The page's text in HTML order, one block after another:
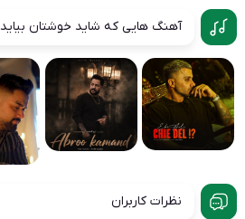
آهنگ هایی که شاید خوشتان بیاید
نظرات کاربران